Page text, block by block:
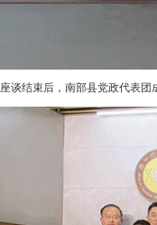
座谈结束后，南部县党政代表